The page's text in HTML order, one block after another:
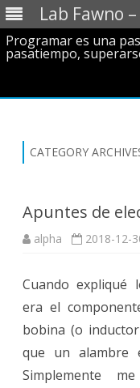
Lab Fawno
Programar es una
pasatiempo,
CATEGORY
Apuntes de
alpha 2018-12-
Cuando expliqué
era el
bobina (o
que un alambre
Simplemente